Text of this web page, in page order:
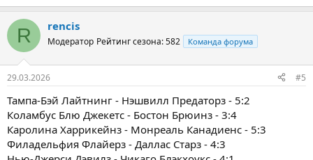
R rencis
Модератор Рейтинг сезона: 582 Команда форума
29.03.2026 #5
Тампа-Бэй Лайтнинг - Нэшвилл Предаторз - 5:2
Коламбус Блю Джекетс - Бостон Брюинз - 3:4
Каролина Харрикейнз - Монреаль Канадиенс - 5:3
Филадельфия Флайерз - Даллас Старз - 4:3